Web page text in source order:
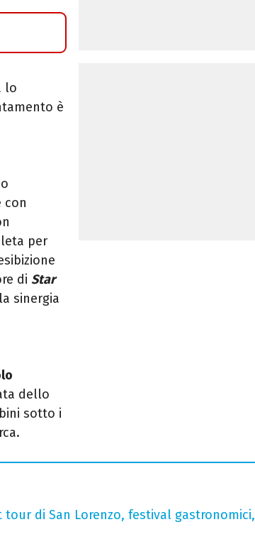
lo
è
con
per
di Star
sinergia
dello
sotto i
tour di San Lorenzo, festival gastronomici,